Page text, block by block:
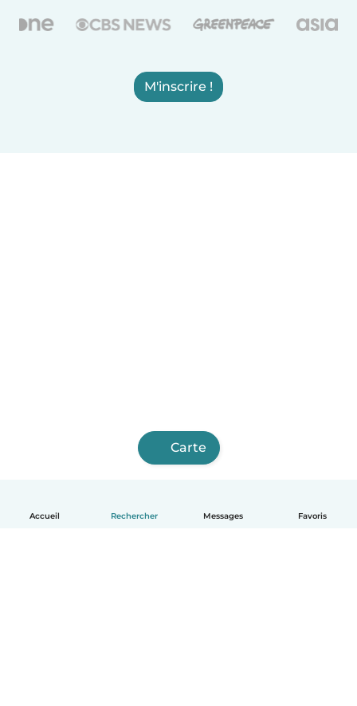
Accueil Rechercher Messages Favoris
M'inscrire !
Carte